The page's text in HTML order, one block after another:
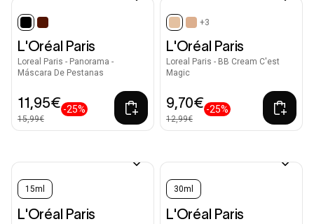
selected
L'Oréal Paris
Loreal Paris - Panorama -
Máscara De Pestanas
11,95€
15,99€
-25%
selected
+3
L'Oréal Paris
Loreal Paris - BB Cream C'est
Magic
9,70€
12,99€
-25%
15ml
L'Oréal Paris
30ml
L'Oréal Paris